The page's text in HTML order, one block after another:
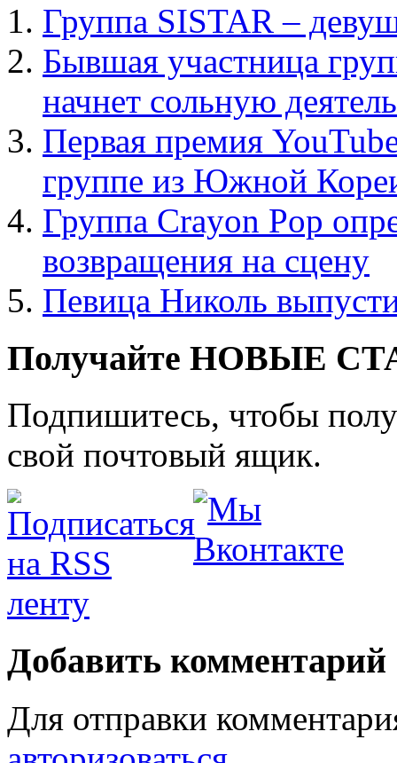
Группа SISTAR –
Бывшая участница
начнет сольную
Первая премия
группе из Южной
Группа Crayon Pop
возвращения на сцену
Певица Николь
Получайте НОВЫЕ
Подпишитесь, чтобы
свой почтовый ящик.
Добавить комментарий
Для отправки